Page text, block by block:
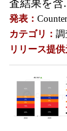
査結果を含
発表：
カテゴリ： 調
リリース提供